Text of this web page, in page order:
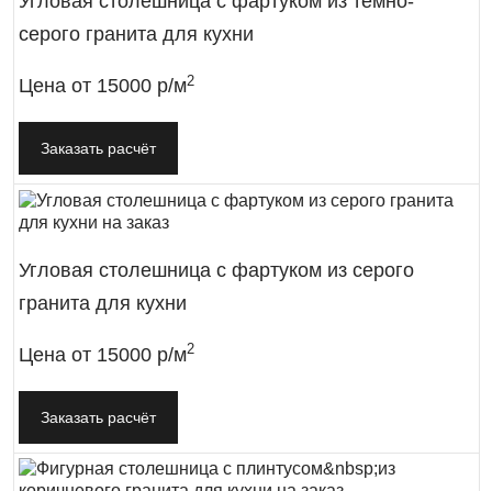
серого гранита для кухни
Цена от 15000 р/м2
Заказать расчёт
Угловая столешница с фартуком из серого
гранита для кухни
Цена от 15000 р/м2
Заказать расчёт